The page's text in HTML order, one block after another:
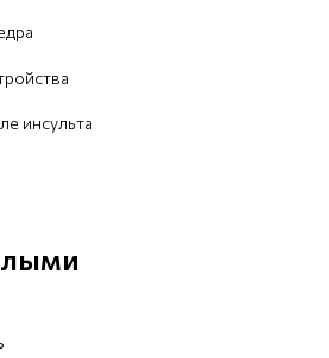
инсульта